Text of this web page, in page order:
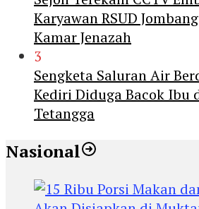
Karyawan RSUD
Kamar Jenazah
3
Sengketa Saluran Air
Kediri Diduga Bacok Ibu
Tetangga
Nasional